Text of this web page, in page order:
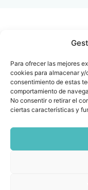
Para ofrecer las mejores
cookies para almacenar
consentimiento de estas
comportamiento de
No consentir o retirar el
ciertas características y